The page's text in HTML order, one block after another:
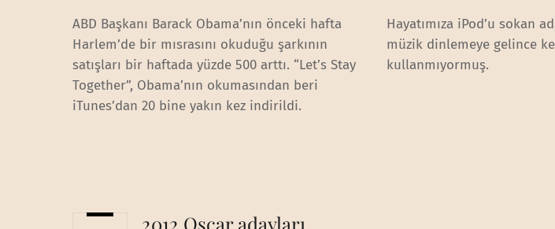
ABD Başkanı Barack Obama’nın önceki hafta
Harlem’de bir mısrasını okuduğu şarkının
satışları bir haftada yüzde 500 arttı. “Let’s Stay
Together”, Obama’nın okumasından beri
iTunes’dan 20 bine yakın kez indirildi.
Hayatımıza iPod’u sokan
müzik dinlemeye gelince
kullanmıyormuş.
2012 Oscar adayları